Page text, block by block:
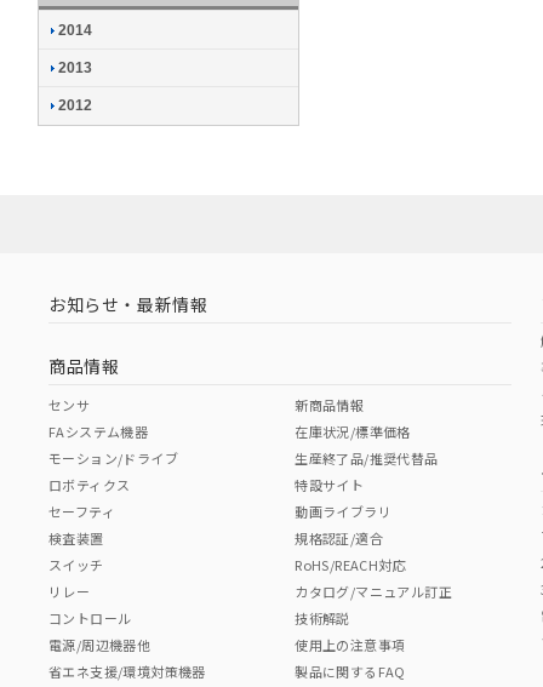
2014
2013
2012
お知らせ・最新情報
商品情報
センサ
FAシステム機器
モーション/ドライブ
ロボティクス
セーフティ
検査装置
スイッチ
リレー
コントロール
電源/周辺機器他
省エネ支援/環境対策機器
新商品情報
在庫状況/標準価格
生産終了品/推奨代替品
特設サイト
動画ライブラリ
規格認証/適合
RoHS/REACH対応
カタログ/マニュアル訂正
技術解説
使用上の注意事項
製品に関するFAQ